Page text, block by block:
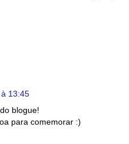
13:45
blogue!
para comemorar :)